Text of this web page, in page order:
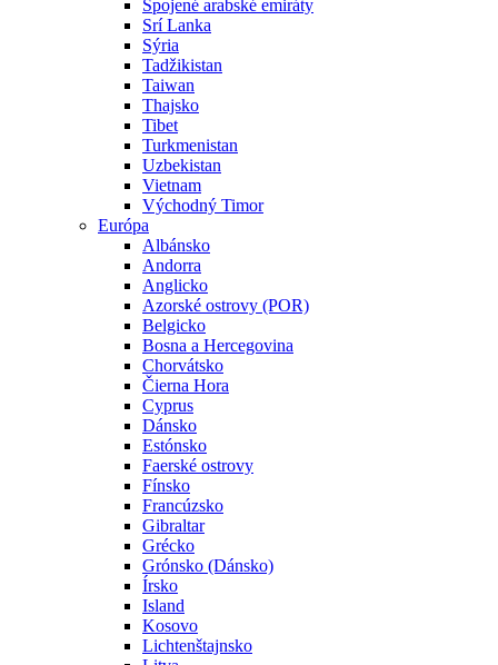
Spojené arabské emiráty
Srí Lanka
Sýria
Tadžikistan
Taiwan
Thajsko
Tibet
Turkmenistan
Uzbekistan
Vietnam
Východný Timor
Európa
Albánsko
Andorra
Anglicko
Azorské ostrovy (POR)
Belgicko
Bosna a Hercegovina
Chorvátsko
Čierna Hora
Cyprus
Dánsko
Estónsko
Faerské ostrovy
Fínsko
Francúzsko
Gibraltar
Grécko
Grónsko (Dánsko)
Írsko
Island
Kosovo
Lichtenštajnsko